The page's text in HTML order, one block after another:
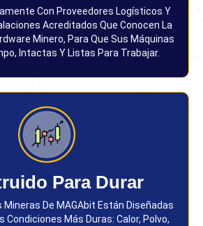
Con Proveedores Logísticos Y
Acreditados Que Conocen La
Minero, Para Que Sus Máquinas
Intactas Y Listas Para Trabajar.
Para Durar
Mineras De MAGAbit Están Diseñadas
Condiciones Más Duras: Calor, Polvo,